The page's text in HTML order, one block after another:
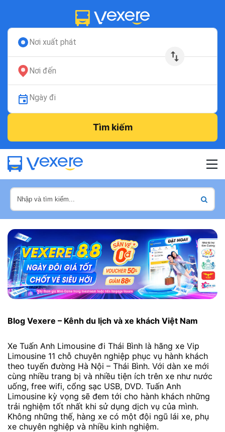
Nơi xuất phát
Nơi đến
Ngày đi
Tìm kiếm
Blog Vexere – Kênh du lịch và xe khách Việt Nam
Xe Tuấn Anh Limousine đi Thái Bình là hãng xe Vip
Limousine 11 chỗ chuyên nghiệp phục vụ hành khách
theo tuyến đường Hà Nội – Thái Bình. Với dàn xe mới
cùng nhiều trang bị và nhiều tiện ích trên xe như nước
uống, free wifi, cổng sạc USB, DVD. Tuấn Anh
Limousine kỳ vọng sẽ đem tới cho hành khách những
trải nghiệm tốt nhất khi sử dụng dịch vụ của mình.
Không những thế, hàng xe có một đội ngũ lái xe, phụ
xe chuyên nghiệp và nhiều kinh nghiệm.